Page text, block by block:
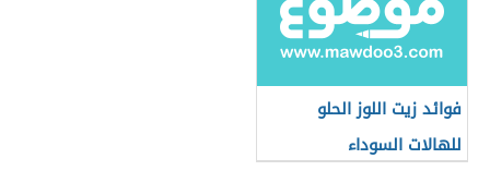
فوائد زيت اللوز الحلو
للهالات السوداء